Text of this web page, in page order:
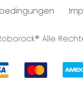
Alle